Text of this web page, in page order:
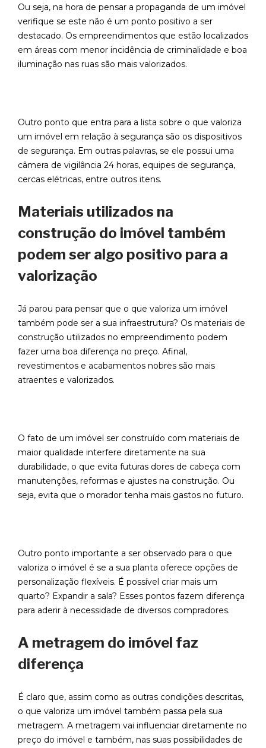
Ou seja, na hora de pensar a propaganda de um imóvel
verifique se este não é um ponto positivo a ser
destacado. Os empreendimentos que estão localizados
em áreas com menor incidência de criminalidade e boa
iluminação nas ruas são mais valorizados.
Outro ponto que entra para a lista sobre o que valoriza
um imóvel em relação à segurança são os dispositivos
de segurança. Em outras palavras, se ele possui uma
câmera de vigilância 24 horas, equipes de segurança,
cercas elétricas, entre outros itens.
Materiais utilizados na
construção do imóvel também
podem ser algo positivo para a
valorização
Já parou para pensar que o que valoriza um imóvel
também pode ser a sua infraestrutura? Os materiais de
construção utilizados no empreendimento podem
fazer uma boa diferença no preço. Afinal,
revestimentos e acabamentos nobres são mais
atraentes e valorizados.
O fato de um imóvel ser construído com materiais de
maior qualidade interfere diretamente na sua
durabilidade, o que evita futuras dores de cabeça com
manutenções, reformas e ajustes na construção. Ou
seja, evita que o morador tenha mais gastos no futuro.
Outro ponto importante a ser observado para o que
valoriza o imóvel é se a sua planta oferece opções de
personalização flexíveis. É possível criar mais um
quarto? Expandir a sala? Esses pontos fazem diferença
para aderir à necessidade de diversos compradores.
A metragem do imóvel faz
diferença
É claro que, assim como as outras condições descritas,
o que valoriza um imóvel também passa pela sua
metragem. A metragem vai influenciar diretamente no
preço do imóvel e também, nas suas possibilidades de